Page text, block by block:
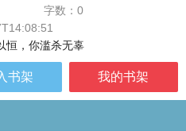
字数：0
恒，你滥杀无辜
书架 我的书架